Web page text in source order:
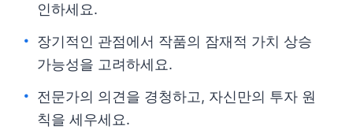
인하세요.
장기적인 관점에서 작품의 잠재적 가치 상승
가능성을 고려하세요.
전문가의 의견을 경청하고, 자신만의 투자 원
칙을 세우세요.